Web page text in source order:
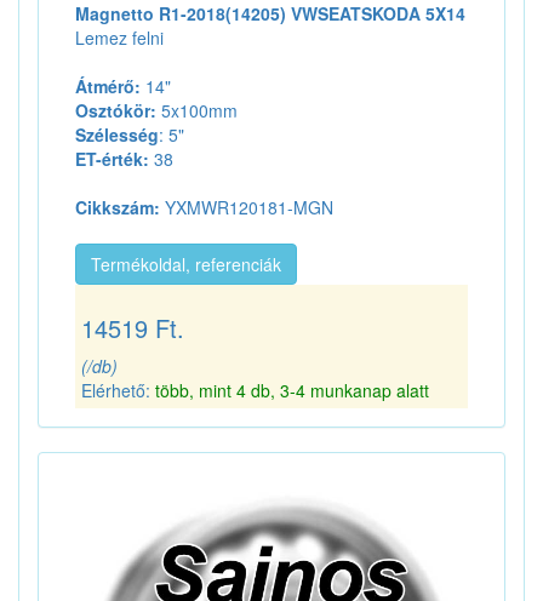
Magnetto R1-2018(14205) VWSEATSKODA 5X14
Lemez felni
Átmérő: 14"
Osztókör: 5x100mm
Szélesség: 5"
ET-érték: 38
Cikkszám: YXMWR120181-MGN
Termékoldal, referenciák
14519 Ft.
(/db)
Elérhető: több, mint 4 db, 3-4 munkanap alatt